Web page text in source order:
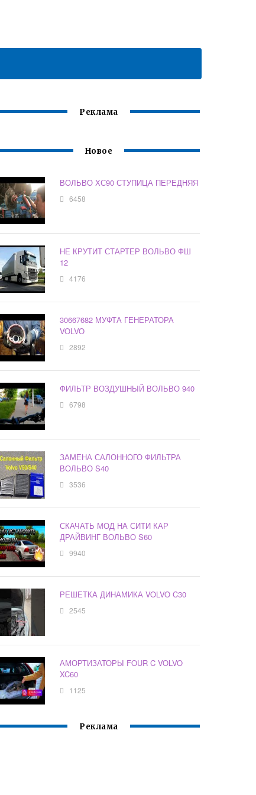
Реклама
Новое
ВОЛЬВО ХС90 СТУПИЦА ПЕРЕДНЯЯ
6458
НЕ КРУТИТ СТАРТЕР ВОЛЬВО ФШ
12
4176
30667682 МУФТА ГЕНЕРАТОРА
VOLVO
2892
ФИЛЬТР ВОЗДУШНЫЙ ВОЛЬВО 940
6798
ЗАМЕНА САЛОННОГО ФИЛЬТРА
ВОЛЬВО S40
3536
СКАЧАТЬ МОД НА СИТИ КАР
ДРАЙВИНГ ВОЛЬВО S60
9940
РЕШЕТКА ДИНАМИКА VOLVO C30
2545
АМОРТИЗАТОРЫ FOUR C VOLVO
XC60
1125
Реклама